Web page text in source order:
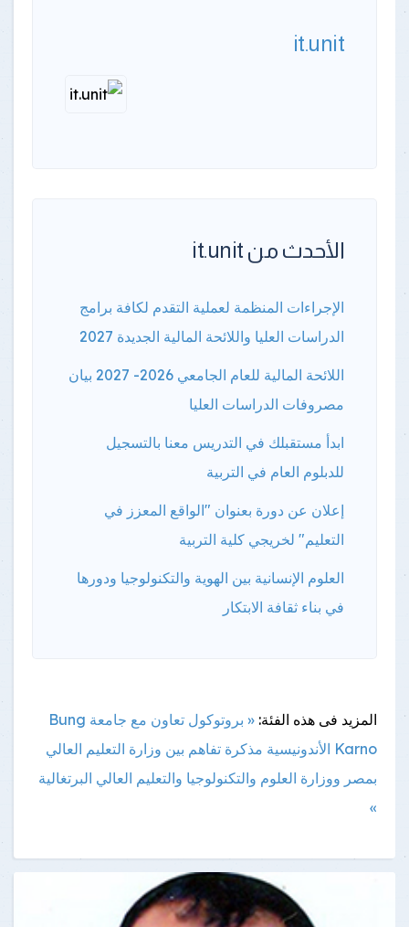
it.unit
الأحدث من it.unit
الإجراءات المنظمة لعملية التقدم لكافة برامج
الدراسات العليا واللائحة المالية الجديدة 2027
اللائحة المالية للعام الجامعي 2026- 2027 بيان
مصروفات الدراسات العليا
ابدأ مستقبلك في التدريس معنا بالتسجيل
للدبلوم العام في التربية
إعلان عن دورة بعنوان "الواقع المعزز في
التعليم" لخريجي كلية التربية
العلوم الإنسانية بين الهوية والتكنولوجيا ودورها
في بناء ثقافة الابتكار
المزيد فى هذه الفئة:
« بروتوكول تعاون مع جامعة Bung
Karno الأندونيسية
مذكرة تفاهم بين وزارة التعليم العالي
بمصر ووزارة العلوم والتكنولوجيا والتعليم العالي البرتغالية
»